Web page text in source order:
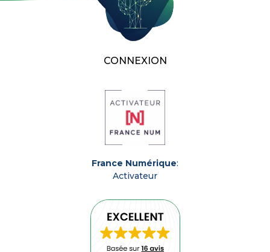
CONNEXION
France Numérique:
Activateur